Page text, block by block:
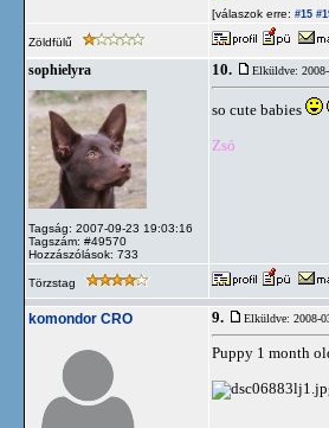
[válaszok erre: #15
Zöldfülű
sophielyra
Tagság: 2007-09-23 19:03:16
Tagszám: #49570
Hozzászólások: 733
10. Elküldve:
so cute babies
Zsó
Törzstag
komondor CRO 9. Elküldve: 2008-
Puppy 1 month